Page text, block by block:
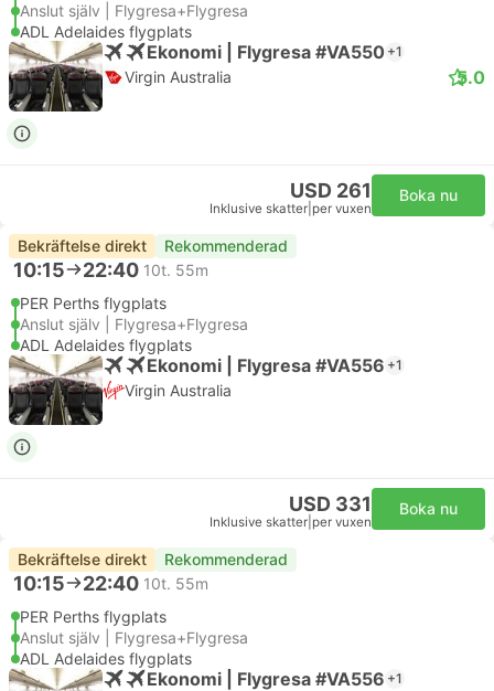
Anslut själv | Flygresa+Flygresa
ADL Adelaides flygplats
Ekonomi | Flygresa #VA550 +1
Virgin Australia 5.0
USD 261
Inklusive skatter per vuxen
Boka nu
Bekräftelse direkt Rekommenderad
10:15 22:40 10t. 55m
PER Perths flygplats
Anslut själv | Flygresa+Flygresa
ADL Adelaides flygplats
Ekonomi | Flygresa #VA556 +1
Virgin Australia
USD 331
Inklusive skatter per vuxen
Boka nu
Bekräftelse direkt Rekommenderad
10:15 22:40 10t. 55m
PER Perths flygplats
Anslut själv | Flygresa+Flygresa
ADL Adelaides flygplats
Ekonomi | Flygresa #VA556 +1